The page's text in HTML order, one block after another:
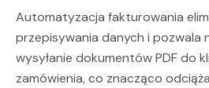
Automatyzacja fakturowania
przepisywania danych i pozwala
wysyłanie dokumentów PDF do
zamówienia, co znacząco